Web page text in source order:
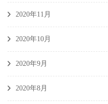
2020年11月
2020年10月
2020年9月
2020年8月